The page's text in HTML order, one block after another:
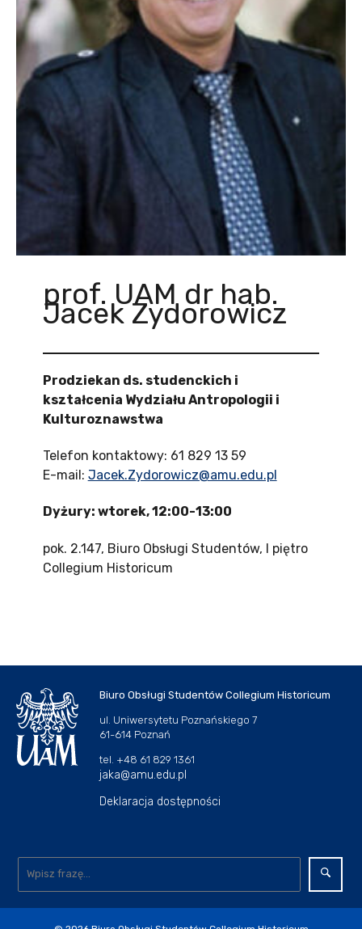
prof. UAM dr hab.
Jacek Zydorowicz
Prodziekan ds. studenckich i
kształcenia Wydziału Antropologii i
Kulturoznawstwa
Telefon kontaktowy: 61 829 13 59
E-mail: Jacek.Zydorowicz@amu.edu.pl
Dyżury: wtorek, 12:00-13:00
pok. 2.147, Biuro Obsługi Studentów, I piętro
Collegium Historicum
Biuro Obsługi Studentów Collegium Historicum
ul. Uniwersytetu Poznańskiego 7
61-614 Poznań
tel. +48 61 829 1361
jaka@amu.edu.pl
Deklaracja dostępności